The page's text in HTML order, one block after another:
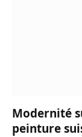
Modernité
peinture